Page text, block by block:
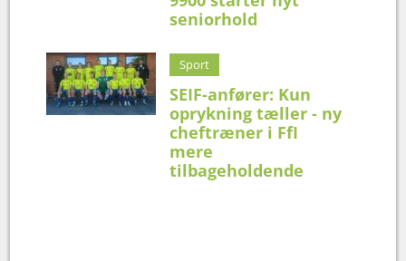
seniorhold
Sport
SEIF-anfører: Kun
oprykning tæller - ny
cheftræner i FfI
mere
tilbageholdende